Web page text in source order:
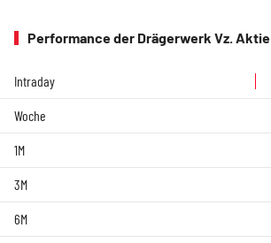
Performance der Drägerwerk Vz. Aktie
Intraday
Woche
1M
3M
6M